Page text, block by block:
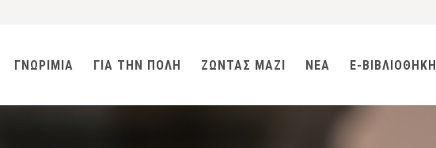
ΓΝΩΡΙΜΙΑ ΓΙΑ ΤΗΝ ΠΟΛΗ ΖΩΝΤΑΣ ΜΑΖΙ ΝΕΑ E-ΒΙΒΛΙΟΘΗΚΗ